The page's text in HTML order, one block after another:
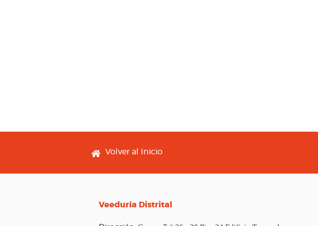
Footer menu
Volver al Inicio
Veeduría Distrital